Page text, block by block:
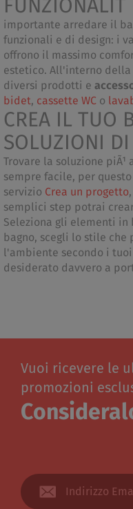
importante arredare il
funzionali e di design: i
offrono il massimo
estetico. All'interno
diversi prodotti e
bidet, cassette WC o
CREA IL TUO
SOLUZIONI
Trovare la soluzione
sempre facile, per
servizio Crea un progetto
semplici step potrai
Seleziona gli elementi
bagno, scegli lo stile che
l'ambiente secondo i
desiderato davvero a
Vuoi ricevere le
promozioni